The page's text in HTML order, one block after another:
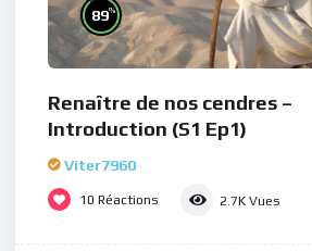
89%
Renaître de nos cendres –
Introduction (S1 Ep1)
Viter7960
10 Réactions 2.7K Vues